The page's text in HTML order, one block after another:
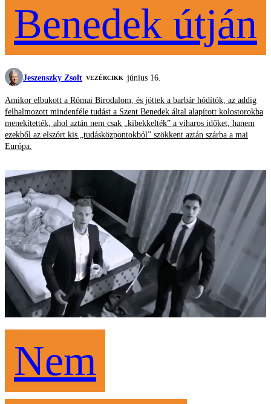
Benedek útján
Jeszenszky Zsolt VEZÉRCIKK június 16.
Amikor elbukott a Római Birodalom, és jöttek a barbár hódítók, az addig
felhalmozott mindenféle tudást a Szent Benedek által alapított kolostorokba
menekítették, ahol aztán nem csak „kibekkelték” a viharos időket, hanem
ezekből az elszórt kis „tudásközpontokból” szökkent aztán szárba a mai
Európa.
Nem